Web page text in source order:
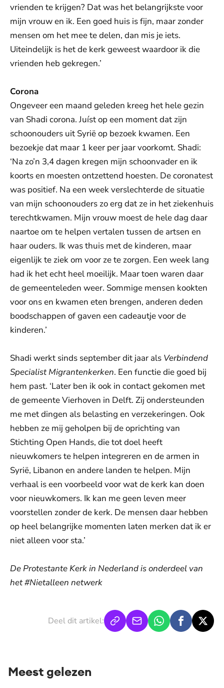
vrienden te krijgen? Dat was het belangrijkste voor
mijn vrouw en ik. Een goed huis is fijn, maar zonder
mensen om het mee te delen, dan mis je iets.
Uiteindelijk is het de kerk geweest waardoor ik die
vrienden heb gekregen.’
Corona
Ongeveer een maand geleden kreeg het hele gezin
van Shadi corona. Juíst op een moment dat zijn
schoonouders uit Syrië op bezoek kwamen. Een
bezoekje dat maar 1 keer per jaar voorkomt. Shadi:
‘Na zo’n 3,4 dagen kregen mijn schoonvader en ik
koorts en moesten ontzettend hoesten. De coronatest
was positief. Na een week verslechterde de situatie
van mijn schoonouders zo erg dat ze in het ziekenhuis
terechtkwamen. Mijn vrouw moest de hele dag daar
naartoe om te helpen vertalen tussen de artsen en
haar ouders. Ik was thuis met de kinderen, maar
eigenlijk te ziek om voor ze te zorgen. Een week lang
had ik het echt heel moeilijk. Maar toen waren daar
de gemeenteleden weer. Sommige mensen kookten
voor ons en kwamen eten brengen, anderen deden
boodschappen of gaven een cadeautje voor de
kinderen.’
Shadi werkt sinds september dit jaar als Verbindend
Specialist Migrantenkerken. Een functie die goed bij
hem past. ‘Later ben ik ook in contact gekomen met
de gemeente Vierhoven in Delft. Zij ondersteunden
me met dingen als belasting en verzekeringen. Ook
hebben ze mij geholpen bij de oprichting van
Stichting Open Hands, die tot doel heeft
nieuwkomers te helpen integreren en de armen in
Syrië, Libanon en andere landen te helpen. Mijn
verhaal is een voorbeeld voor wat de kerk kan doen
voor nieuwkomers. Ik kan me geen leven meer
voorstellen zonder de kerk. De mensen daar hebben
op heel belangrijke momenten laten merken dat ik er
niet alleen voor sta.’
De Protestante Kerk in Nederland is onderdeel van
het #Nietalleen netwerk
Deel dit artikel:
Meest gelezen